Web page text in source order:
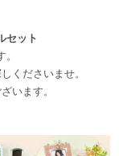
セット
くださいませ。
います。